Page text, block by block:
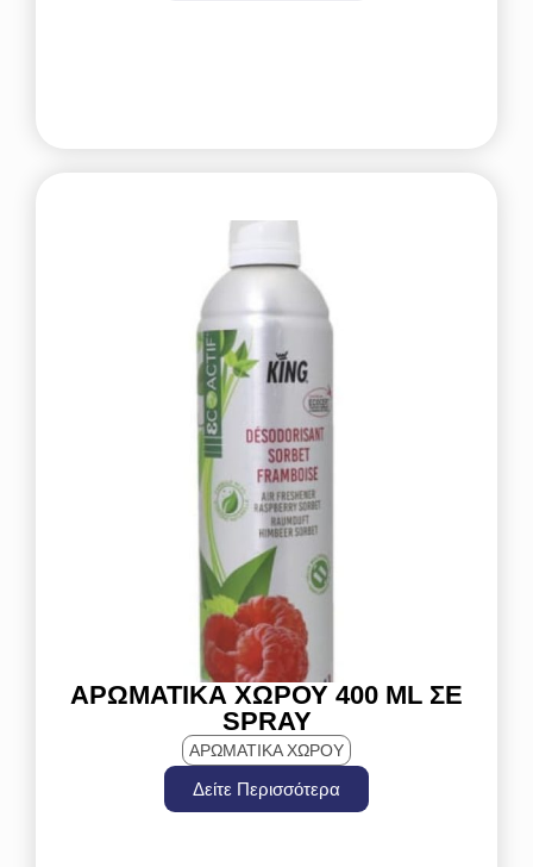
ΑΡΩΜΑΤΙΚΆ ΧΏΡΟΥ 400 ML ΣΕ
SPRAY
ΑΡΩΜΑΤΙΚΑ ΧΩΡΟΥ
Δείτε Περισσότερα